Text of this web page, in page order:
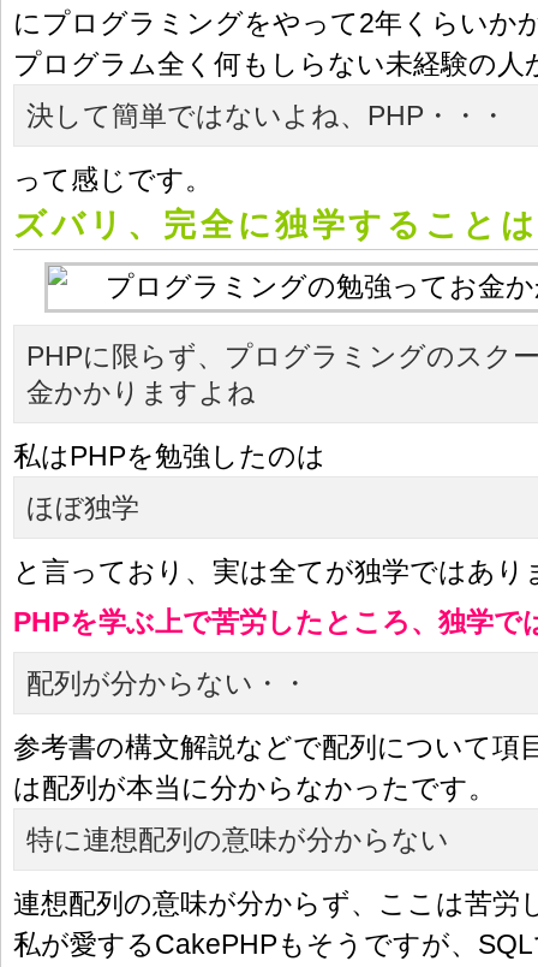
にプログラミングをやって2年くらいか
プログラム全く何もしらない未経験の人
決して簡単ではないよね、PHP・・・
って感じです。
ズバリ、完全に独学すること
PHPに限らず、プログラミングのスク
金かかりますよね
私はPHPを勉強したのは
ほぼ独学
と言っており、実は全てが独学ではあり
PHPを学ぶ上で苦労したところ、独学で
配列が分からない・・
参考書の構文解説などで配列について項
は配列が本当に分からなかったです。
特に連想配列の意味が分からない
連想配列の意味が分からず、ここは苦労
私が愛するCakePHPもそうですが、